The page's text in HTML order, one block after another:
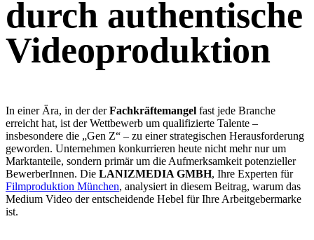
durch authentische
Videoproduktion
In einer Ära, in der derFachkräftemangel fast jede Branche
erreicht hat, ist der Wettbewerb um qualifizierte Talente –
insbesondere die „Gen Z“ – zu einer strategischen Herausforderung
geworden. Unternehmen konkurrieren heute nicht mehr nur um
Marktanteile, sondern primär um die Aufmerksamkeit potenzieller
BewerberInnen. Die LANIZMEDIA GMBH, Ihre Experten für
Filmproduktion München, analysiert in diesem Beitrag, warum das
Medium Video der entscheidende Hebel für Ihre Arbeitgebermarke
ist.